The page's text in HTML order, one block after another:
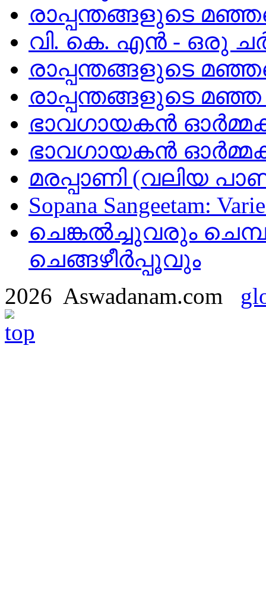
രാപ്പന്തങ്ങളുടെ
വി. കെ. എൻ - ഒരു
രാപ്പന്തങ്ങളുടെ
രാപ്പന്തങ്ങളുടെ
ഭാവഗായകന്‍
ഭാവഗായകന്‍
മരപ്പാണി (വലിയ
Sopana Sangeetam:
ചെങ്കൽച്ചുവരും
ചെങ്ങഴീർപ്പൂവും
2026 Aswadanam.com